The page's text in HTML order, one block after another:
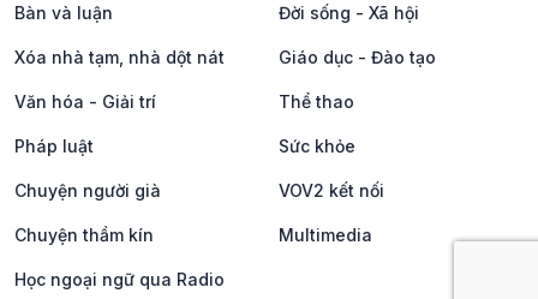
Bàn và luận Đời sống - Xã hội
Xóa nhà tạm, nhà dột nát Giáo dục - Đào tạo
Văn hóa - Giải trí Thể thao
Pháp luật Sức khỏe
Chuyện người già VOV2 kết nối
Chuyện thầm kín Multimedia
Học ngoại ngữ qua Radio